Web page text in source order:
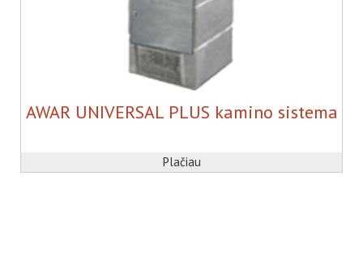
AWAR UNIVERSAL PLUS kamino sistema
Plačiau